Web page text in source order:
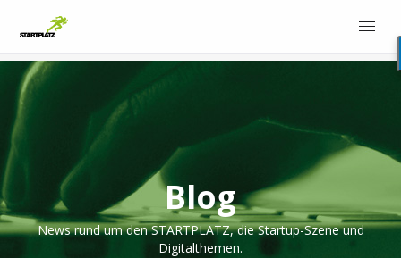
Blog
News rund um den STARTPLATZ, die Startup-Szene und
Digitalthemen.